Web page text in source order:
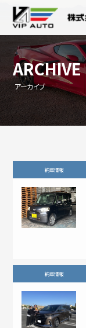
ARCHIVE
アーカイブ
納車情報
納車情報